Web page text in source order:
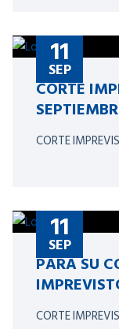
11
SEP
CORTE
CORTE
11
SEP
PARA SU
CORTE